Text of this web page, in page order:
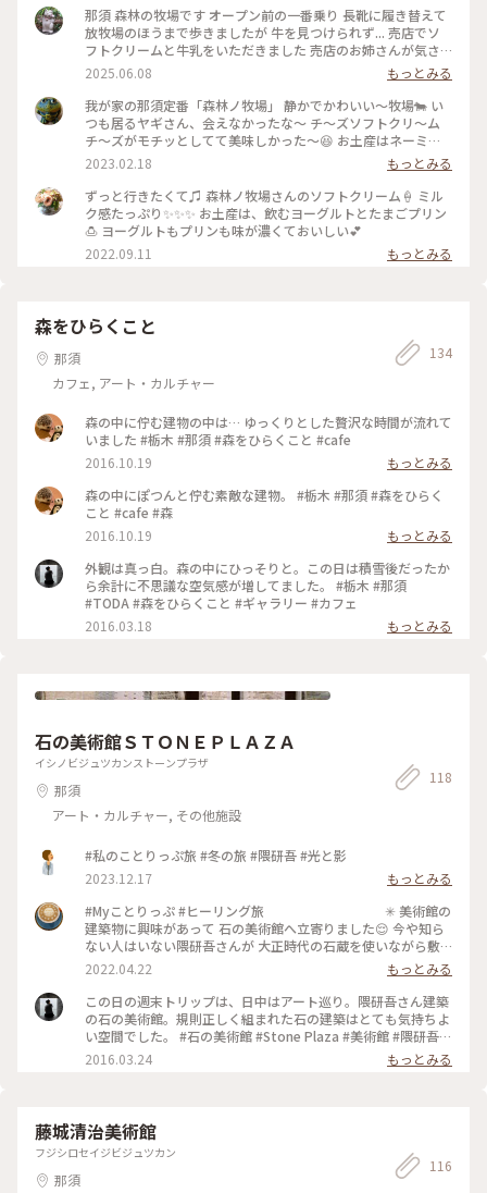
やげ
那須 森林の牧場です オープン前の一番乗り 長靴に履き替えて
放牧場のほうまで歩きましたが 牛を見つけられず... 売店でソ
フトクリームと牛乳をいただきました 売店のお姉さんが気さ
くに声をかけてくれて 楽しかったです 牛乳の瓶が可愛いく
て、持って帰っていいか聞いたら、サッと水洗いしてくれまし
た 今度は料理を食べに行きたいです☺️ #森林ノ牧場 #那須
2025.06.08
もっとみる
我が家の那須定番「森林ノ牧場」 静かでかわいい～牧場🐄 い
つも居るヤギさん、会えなかったな～ チ～ズソフトクリ～ム
チ～ズがモチッとしてて美味しかった～😆 お土産はネーミン
グが凄い❓️いのちのミートソース(これウマウマ) ・バターのい
とこ・ビーフジャーキ 那須、最高～😀 #森林ノ牧場 #Myこと
りっぷ
2023.02.18
もっとみる
ずっと行きたくて♫ 森林ノ牧場さんのソフトクリーム🍦 ミル
ク感たっぷり✨✨✨ お土産は、飲むヨーグルトとたまごプリン
🍮 ヨーグルトもプリンも味が濃くておいしい💕
2022.09.11
もっとみる
森をひらくこと
那須
カフェ, アート・カルチャー
134
森の中に佇む建物の中は… ゆっくりとした贅沢な時間が流れて
いました #栃木 #那須 #森をひらくこと #cafe
2016.10.19
もっとみる
森の中にぽつんと佇む素敵な建物。 #栃木 #那須 #森をひらく
こと #cafe #森
2016.10.19
もっとみる
外観は真っ白。森の中にひっそりと。この日は積雪後だったか
ら余計に不思議な空気感が増してました。 #栃木 #那須
#TODA #森をひらくこと #ギャラリー #カフェ
2016.03.18
もっとみる
石の美術館ＳＴＯＮＥＰＬＡＺＡ
イシノビジュツカンストーンプラザ
那須
アート・カルチャー, その他施設
118
#私のことりっぷ旅 #冬の旅 #隈研吾 #光と影
2023.12.17
もっとみる
#Myことりっぷ #ヒーリング旅 ✳︎ 美術館の
建築物に興味があって 石の美術館へ立寄りました😌 今や知ら
ない人はいない隈研吾さんが 大正時代の石蔵を使いながら敷
地全体を アート鑑賞の散歩道として再構成した建物です。 イ
タリア🇮🇹ヴェローナの 国際石材建築大賞を受賞されてるそ
うです✨ ✳︎ 内部は冷んやりとした空気が漂
っていて 弦楽器のインストが流れていたのですが その残響が
独特な響き方をしていました。 低音で揺らぐあの空間は 日常
2022.04.22
もっとみる
この日の週末トリップは、日中はアート巡り。隈研吾さん建築
の石の美術館。規則正しく組まれた石の建築はとても気持ちよ
い空間でした。 #石の美術館 #Stone Plaza #美術館 #隈研吾 #
アート #栃木
2016.03.24 もっとみる
藤城清治美術館
フジシロセイジビジュツカン
那須
116